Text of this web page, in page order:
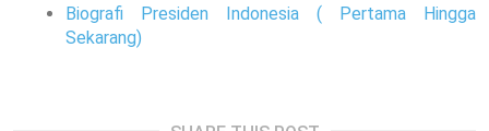
Biografi Presiden Indonesia ( Pertama Hingga
Sekarang)